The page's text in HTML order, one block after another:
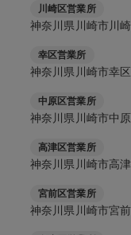
川崎区営業所
神奈川県川崎市川
幸区営業所
神奈川県川崎市幸
中原区営業所
神奈川県川崎市中
高津区営業所
神奈川県川崎市高
宮前区営業所
神奈川県川崎市宮